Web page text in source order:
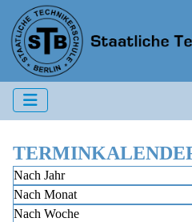
Nach Jahr
Nach Monat
Nach Woche